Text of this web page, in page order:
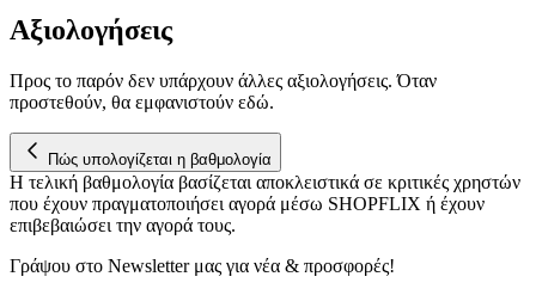
Αξιολογήσεις
Προς το παρόν δεν υπάρχουν άλλες αξιολογήσεις. Όταν
προστεθούν, θα εμφανιστούν εδώ.
Πώς υπολογίζεται η βαθμολογία
Η τελική βαθμολογία βασίζεται αποκλειστικά σε κριτικές χρηστών
που έχουν πραγματοποιήσει αγορά μέσω SHOPFLIX ή έχουν
επιβεβαιώσει την αγορά τους.
Γράψου στο Νewsletter μας για νέα & προσφορές!